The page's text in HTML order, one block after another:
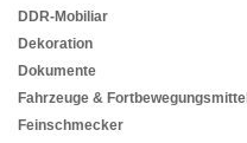
DDR-Mobiliar
Dekoration
Dokumente
Fahrzeuge & Fortbewegungsmittel
Feinschmecker